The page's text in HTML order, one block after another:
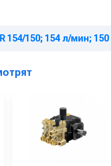
154/150; 154 л/мин;